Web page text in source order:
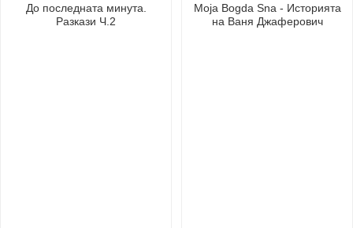
До последната минута.
Разкази Ч.2
Moja Bogda Sna - Историята
на Ваня Джаферович